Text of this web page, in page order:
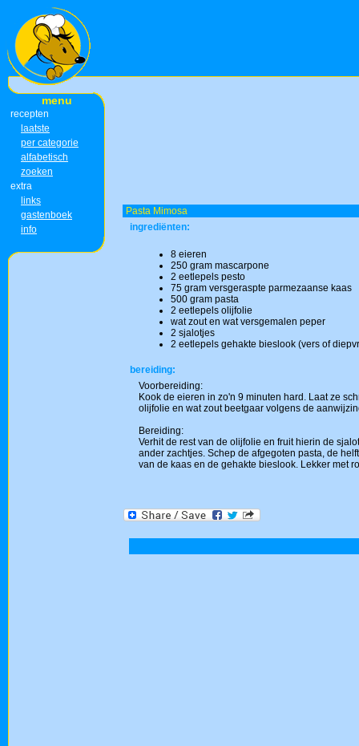
menu
recepten
laatste
per categorie
alfabetisch
zoeken
extra
links
gastenboek
info
Pasta Mimosa
ingrediënten:
8 eieren
250 gram mascarpone
2 eetlepels pesto
75 gram versgeraspte parmezaanse kaas
500 gram pasta
2 eetlepels olijfolie
wat zout en wat versgemalen peper
2 sjalotjes
2 eetlepels gehakte bieslook (vers of
bereiding:
Voorbereiding:
Kook de eieren in zo'n 9 minuten hard. Laat ze
olijfolie en wat zout beetgaar volgens de
Bereiding:
Verhit de rest van de olijfolie en fruit hierin de
ander zachtjes. Schep de afgegoten pasta, de
van de kaas en de gehakte bieslook. Lekker met